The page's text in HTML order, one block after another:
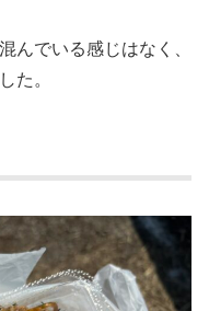
んでいる感じはなく、
た。